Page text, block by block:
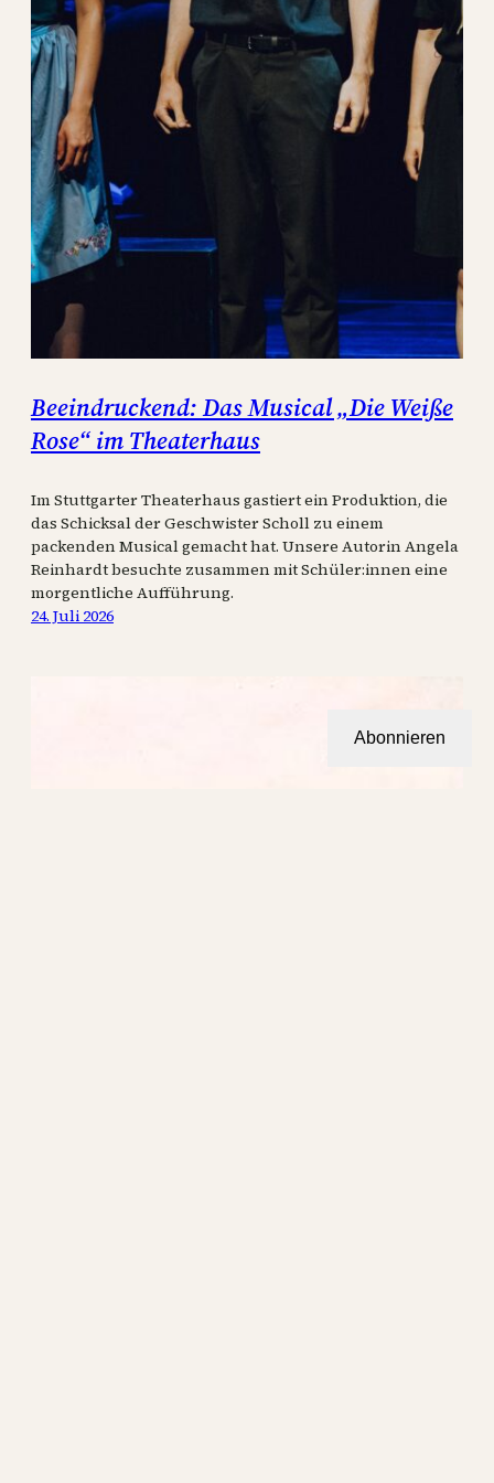
Beeindruckend: Das Musical „Die Weiße
Rose“ im Theaterhaus
Im Stuttgarter Theaterhaus gastiert ein Produktion, die
das Schicksal der Geschwister Scholl zu einem
packenden Musical gemacht hat. Unsere Autorin Angela
Reinhardt besuchte zusammen mit Schüler:innen eine
morgentliche Aufführung.
24. Juli 2026
Abonnieren